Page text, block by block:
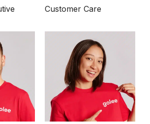
Customer Care